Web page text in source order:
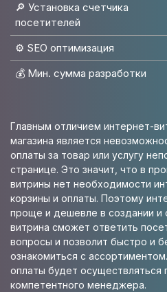
🔎 Установка счетчика
посетителей
⚙️ SEO оптимизация
💰 Мин. сумма разработки
Главным отличием интернет-
магазина является
оплаты за товар или услугу
странице. Это значит, что в
витрины нет необходимости
корзины и оплаты. Поэтому
проще и дешевле в создании и
витрина сможет ответить
вопросы и позволит быстро и
ознакомиться с
оплаты будет осуществляться
компетентного менеджера.